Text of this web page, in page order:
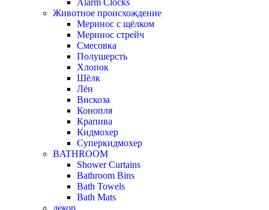
Животное происхождение
Меринос с щёлком
Меринос стрейч
Смесовка
Полушерсть
Хлопок
Шёлк
Лён
Вискоза
Конопля
Крапива
Кидмохер
Суперкидмохер
BATHROOM
Shower Curtains
Bathroom Bins
Bath Towels
Bath Mats
декор